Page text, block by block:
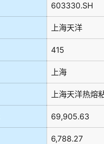
603330.SH
上海天洋
415
上海
上海天洋热熔
69,905.63
6,788.27